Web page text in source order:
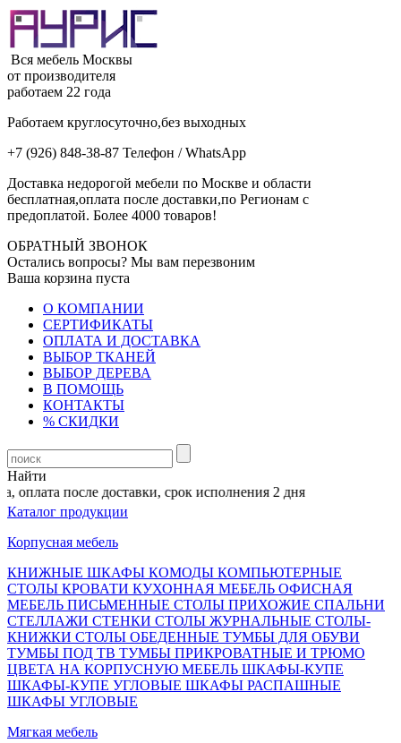
Вся мебель Москвы
от производителя
работаем 22 года
Работаем круглосуточно,без выходных
+7 (926) 848-38-87 Телефон / WhatsApp
Доставка недорогой мебели по Москве и области
бесплатная,оплата после доставки,по Регионам с
предоплатой. Более 4000 товаров!
ОБРАТНЫЙ ЗВОНОК
Остались вопросы? Мы вам перезвоним
Ваша корзина пуста
О КОМПАНИИ
СЕРТИФИКАТЫ
ОПЛАТА И ДОСТАВКА
ВЫБОР ТКАНЕЙ
ВЫБОР ДЕРЕВА
В ПОМОЩЬ
КОНТАКТЫ
% СКИДКИ
Найти
оплата после доставки, срок исполнения 2 дня
Каталог продукции
Корпусная мебель
КНИЖНЫЕ ШКАФЫ КОМОДЫ КОМПЬЮТЕРНЫЕ
СТОЛЫ КРОВАТИ КУХОННАЯ МЕБЕЛЬ ОФИСНАЯ
МЕБЕЛЬ ПИСЬМЕННЫЕ СТОЛЫ ПРИХОЖИЕ СПАЛЬНИ
СТЕЛЛАЖИ СТЕНКИ СТОЛЫ ЖУРНАЛЬНЫЕ СТОЛЫ-
КНИЖКИ СТОЛЫ ОБЕДЕННЫЕ ТУМБЫ ДЛЯ ОБУВИ
ТУМБЫ ПОД ТВ ТУМБЫ ПРИКРОВАТНЫЕ И ТРЮМО
ЦВЕТА НА КОРПУСНУЮ МЕБЕЛЬ ШКАФЫ-КУПЕ
ШКАФЫ-КУПЕ УГЛОВЫЕ ШКАФЫ РАСПАШНЫЕ
ШКАФЫ УГЛОВЫЕ
Мягкая мебель